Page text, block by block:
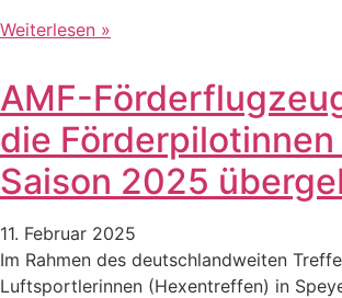
Weiterlesen »
AMF-
die
Saison 2025
11. Februar 2025
Im Rahmen des deutschlandweiten
Luftsportlerinnen (Hexentreffen) in